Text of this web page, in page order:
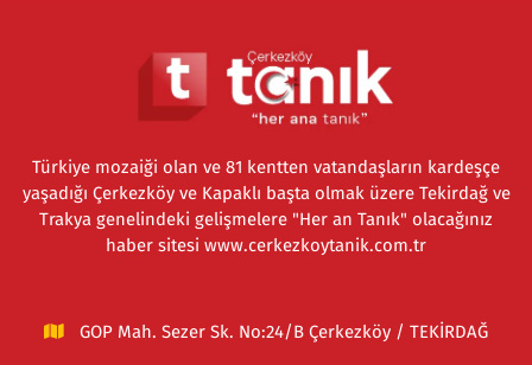
Türkiye mozaiği olan ve 81 kentten vatandaşların kardeşçe
yaşadığı Çerkezköy ve Kapaklı başta olmak üzere Tekirdağ ve
Trakya genelindeki gelişmelere "Her an Tanık" olacağınız
haber sitesi www.cerkezkoytanik.com.tr
GOP Mah. Sezer Sk. No:24/B Çerkezköy / TEKİRDAĞ